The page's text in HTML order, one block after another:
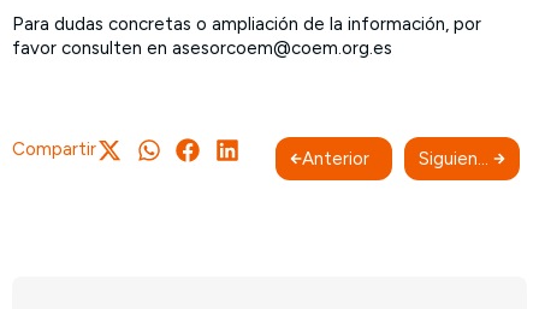
Para dudas concretas o ampliación de la información, por
favor consulten en asesorcoem@coem.org.es
Compartir Anterior Siguiente